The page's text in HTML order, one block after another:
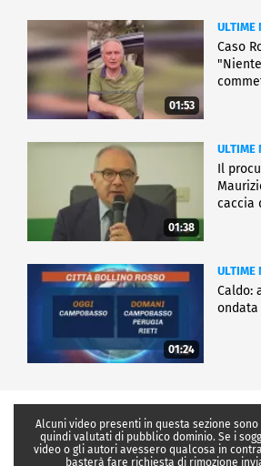
01:53
ULTIME
Caso
01:38
ULTIME
Il
caccia
01:24
ULTIME
Caldo:
ondata
Alcuni video presenti in questa sezione
quindi valutati di pubblico dominio. Se i
video o gli autori avessero qualcosa in
basterà fare richiesta di rimozione